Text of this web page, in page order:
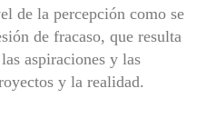
de la percepción como se
de fracaso, que resulta
aspiraciones y las
y la realidad.